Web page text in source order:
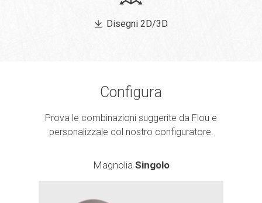
Disegni 2D/3D
Configura
Prova le combinazioni suggerite da Flou e
personalizzale col nostro configuratore.
Magnolia Singolo